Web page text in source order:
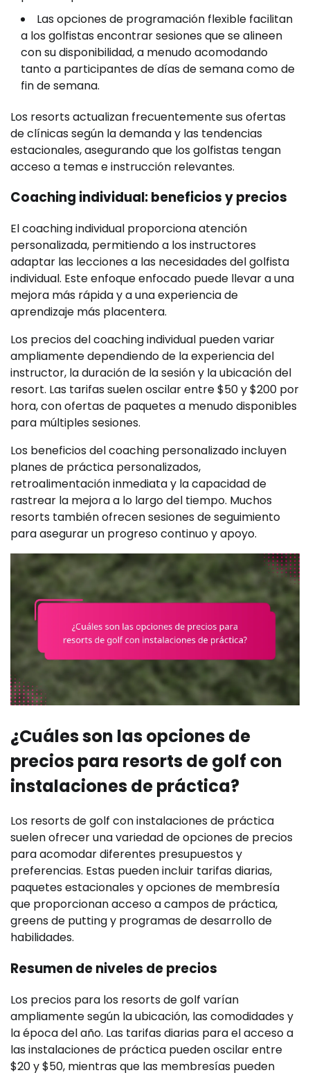
Las opciones de programación flexible facilitan
a los golfistas encontrar sesiones que se alineen
con su disponibilidad, a menudo acomodando
tanto a participantes de días de semana como de
fin de semana.
Los resorts actualizan frecuentemente sus ofertas
de clínicas según la demanda y las tendencias
estacionales, asegurando que los golfistas tengan
acceso a temas e instrucción relevantes.
Coaching individual: beneficios y precios
El coaching individual proporciona atención
personalizada, permitiendo a los instructores
adaptar las lecciones a las necesidades del golfista
individual. Este enfoque enfocado puede llevar a una
mejora más rápida y a una experiencia de
aprendizaje más placentera.
Los precios del coaching individual pueden variar
ampliamente dependiendo de la experiencia del
instructor, la duración de la sesión y la ubicación del
resort. Las tarifas suelen oscilar entre $50 y $200 por
hora, con ofertas de paquetes a menudo disponibles
para múltiples sesiones.
Los beneficios del coaching personalizado incluyen
planes de práctica personalizados,
retroalimentación inmediata y la capacidad de
rastrear la mejora a lo largo del tiempo. Muchos
resorts también ofrecen sesiones de seguimiento
para asegurar un progreso continuo y apoyo.
¿Cuáles son las opciones de
precios para resorts de golf con
instalaciones de práctica?
Los resorts de golf con instalaciones de práctica
suelen ofrecer una variedad de opciones de precios
para acomodar diferentes presupuestos y
preferencias. Estas pueden incluir tarifas diarias,
paquetes estacionales y opciones de membresía
que proporcionan acceso a campos de práctica,
greens de putting y programas de desarrollo de
habilidades.
Resumen de niveles de precios
Los precios para los resorts de golf varían
ampliamente según la ubicación, las comodidades y
la época del año. Las tarifas diarias para el acceso a
las instalaciones de práctica pueden oscilar entre
$20 y $50, mientras que las membresías pueden